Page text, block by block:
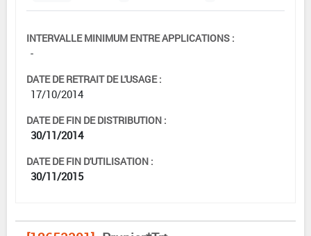
INTERVALLE MINIMUM ENTRE APPLICATIONS :
-
DATE DE RETRAIT DE L'USAGE :
17/10/2014
DATE DE FIN DE DISTRIBUTION :
30/11/2014
DATE DE FIN D'UTILISATION :
30/11/2015